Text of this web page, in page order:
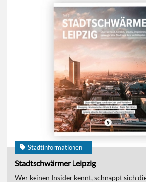
Stadtinformationen
Stadtschwärmer Leipzig
Wer keinen Insider kennt, schnappt sich